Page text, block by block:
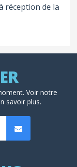
réception de la
Voir notre
savoir plus.